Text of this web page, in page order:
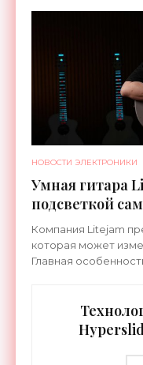
НОВОСТИ ЭЛЕКТРОНИКИ
Умная гитара
подсветкой
«Гаджеты»
Компания Litejam
которая может
Главная